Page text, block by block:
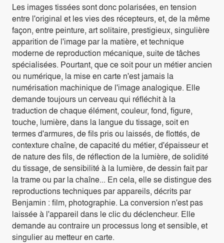
Les images tissées sont donc polarisées, en tension
entre l'original et les vies des récepteurs, et, de la même
façon, entre peinture, art solitaire, prestigieux, singulière
apparition de l'image par la matière, et technique
moderne de reproduction mécanique, suite de tâches
spécialisées. Pourtant, que ce soit pour un métier ancien
ou numérique, la mise en carte n'est jamais la
numérisation machinique de l'image analogique. Elle
demande toujours un cerveau qui réfléchit à la
traduction de chaque élément, couleur, fond, figure,
touche, lumière, dans la langue du tissage, soit en
termes d'armures, de fils pris ou laissés, de flottés, de
contexture chaîne, de capacité du métier, d'épaisseur et
de nature des fils, de réflection de la lumière, de solidité
du tissage, de sensibilité à la lumière, de dessin fait par
la trame ou par la chaîne... En cela, elle se distingue des
reproductions techniques par appareils, décrits par
Benjamin : film, photographie. La conversion n'est pas
laissée à l'appareil dans le clic du déclencheur. Elle
demande au contraire un processus long et sensible, et
singulier au metteur en carte.